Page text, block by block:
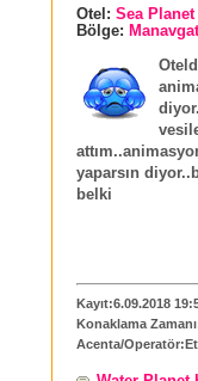
Otel: Sea
Bölge: Manavgat
yaparsın
belki
Kayıt:6.09.2018
Konaklama
Acenta/